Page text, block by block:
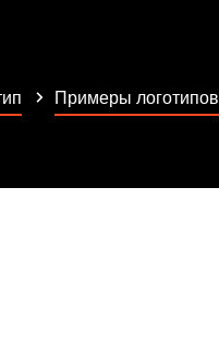
Примеры логотипов